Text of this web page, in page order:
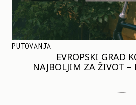
PUTOVANJA
EVROPSKI GRAD
NAJBOLJIM ZA ŽIVOT –